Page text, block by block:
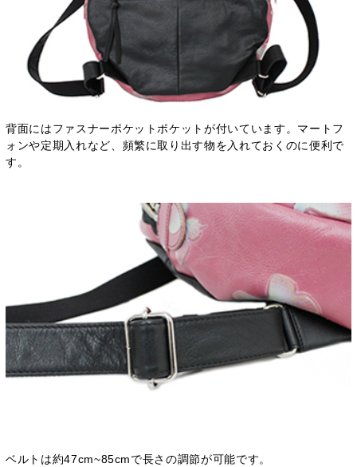
背面にはファスナーポケットポケットが付いています。マートフ
ォンや定期入れなど、頻繁に取り出す物を入れておくのに便利で
す。
ベルトは約47cm~85cmで長さの調節が可能です。